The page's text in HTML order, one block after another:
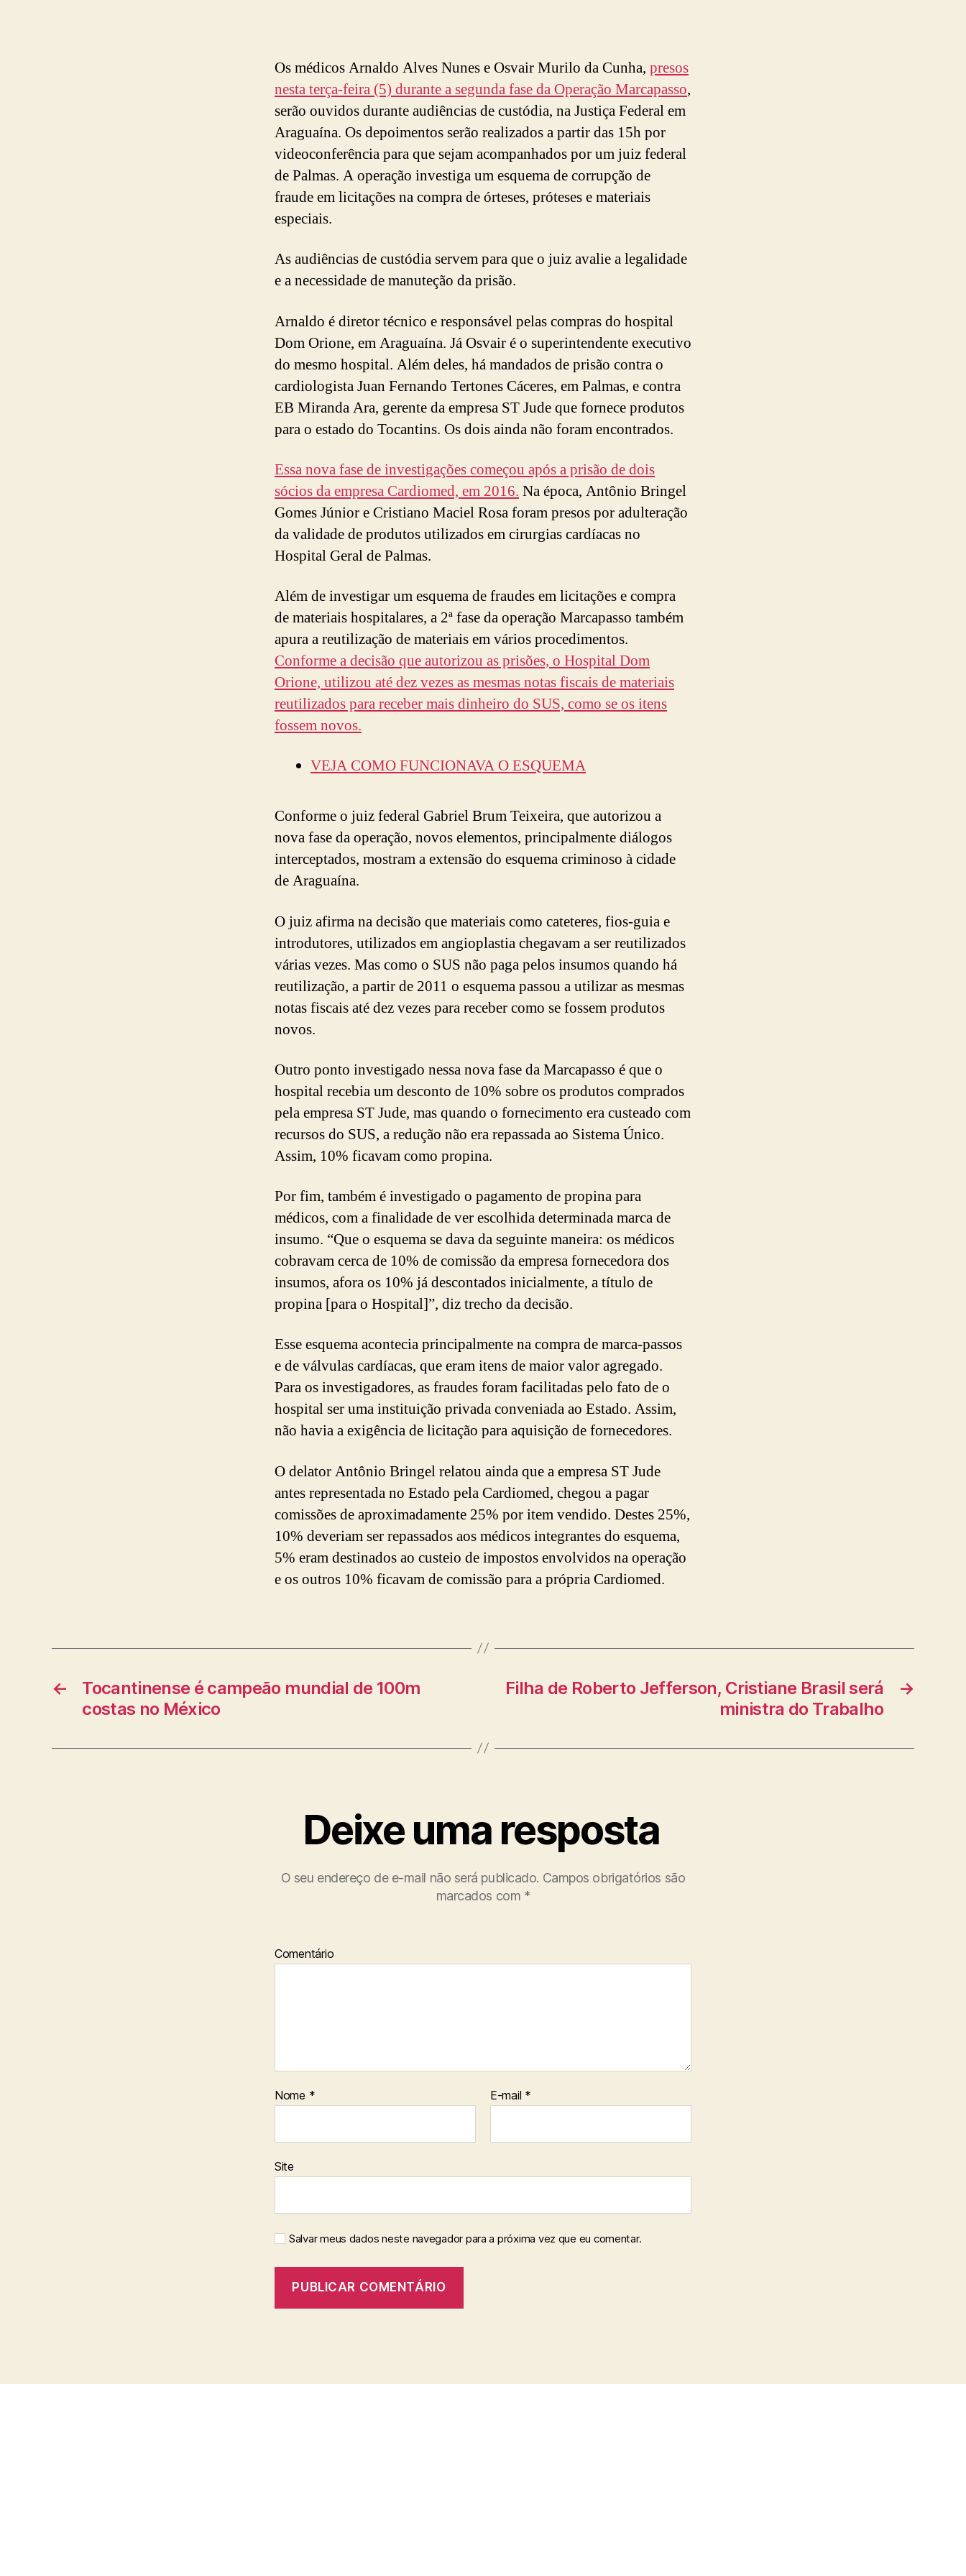
Os médicos Arnaldo Alves Nunes e Osvair Murilo da Cunha, presos
nesta terça-feira (5) durante a segunda fase da Operação Marcapasso,
serão ouvidos durante audiências de custódia, na Justiça Federal em
Araguaína. Os depoimentos serão realizados a partir das 15h por
videoconferência para que sejam acompanhados por um juiz federal
de Palmas. A operação investiga um esquema de corrupção de
fraude em licitações na compra de órteses, próteses e materiais
especiais.
As audiências de custódia servem para que o juiz avalie a legalidade
e a necessidade de manuteção da prisão.
Arnaldo é diretor técnico e responsável pelas compras do hospital
Dom Orione, em Araguaína. Já Osvair é o superintendente executivo
do mesmo hospital. Além deles, há mandados de prisão contra o
cardiologista Juan Fernando Tertones Cáceres, em Palmas, e contra
EB Miranda Ara, gerente da empresa ST Jude que fornece produtos
para o estado do Tocantins. Os dois ainda não foram encontrados.
Essa nova fase de investigações começou após a prisão de dois
sócios da empresa Cardiomed, em 2016. Na época, Antônio Bringel
Gomes Júnior e Cristiano Maciel Rosa foram presos por adulteração
da validade de produtos utilizados em cirurgias cardíacas no
Hospital Geral de Palmas.
Além de investigar um esquema de fraudes em licitações e compra
de materiais hospitalares, a 2ª fase da operação Marcapasso também
apura a reutilização de materiais em vários procedimentos.
Conforme a decisão que autorizou as prisões, o Hospital Dom
Orione, utilizou até dez vezes as mesmas notas fiscais de materiais
reutilizados para receber mais dinheiro do SUS, como se os itens
fossem novos.
VEJA COMO FUNCIONAVA O ESQUEMA
Conforme o juiz federal Gabriel Brum Teixeira, que autorizou a
nova fase da operação, novos elementos, principalmente diálogos
interceptados, mostram a extensão do esquema criminoso à cidade
de Araguaína.
O juiz afirma na decisão que materiais como cateteres, fios-guia e
introdutores, utilizados em angioplastia chegavam a ser reutilizados
várias vezes. Mas como o SUS não paga pelos insumos quando há
reutilização, a partir de 2011 o esquema passou a utilizar as mesmas
notas fiscais até dez vezes para receber como se fossem produtos
novos.
Outro ponto investigado nessa nova fase da Marcapasso é que o
hospital recebia um desconto de 10% sobre os produtos comprados
pela empresa ST Jude, mas quando o fornecimento era custeado com
recursos do SUS, a redução não era repassada ao Sistema Único.
Assim, 10% ficavam como propina.
Por fim, também é investigado o pagamento de propina para
médicos, com a finalidade de ver escolhida determinada marca de
insumo. “Que o esquema se dava da seguinte maneira: os médicos
cobravam cerca de 10% de comissão da empresa fornecedora dos
insumos, afora os 10% já descontados inicialmente, a título de
propina [para o Hospital]”, diz trecho da decisão.
Esse esquema acontecia principalmente na compra de marca-passos
e de válvulas cardíacas, que eram itens de maior valor agregado.
Para os investigadores, as fraudes foram facilitadas pelo fato de o
hospital ser uma instituição privada conveniada ao Estado. Assim,
não havia a exigência de licitação para aquisição de fornecedores.
O delator Antônio Bringel relatou ainda que a empresa ST Jude
antes representada no Estado pela Cardiomed, chegou a pagar
comissões de aproximadamente 25% por item vendido. Destes 25%,
10% deveriam ser repassados aos médicos integrantes do esquema,
5% eram destinados ao custeio de impostos envolvidos na operação
e os outros 10% ficavam de comissão para a própria Cardiomed.
←
Tocantinense é campeão mundial de 100m
costas no México
→
Filha de Roberto Jefferson, Cristiane Brasil será
ministra do Trabalho
Deixe uma resposta
O seu endereço de e-mail não será publicado. Campos obrigatórios são
marcados com *
Comentário
Nome * E-mail *
Site
Salvar meus dados neste navegador para a próxima vez que eu comentar.